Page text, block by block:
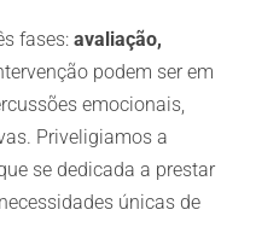
fases: avaliação,
podem ser em
emocionais,
Priveligiamos a
se dedicada a prestar
únicas de